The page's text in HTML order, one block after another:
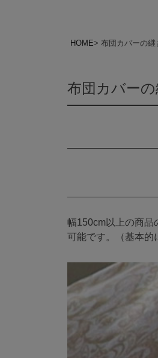
HOME 布団カバーの継
布団カバー
幅150cm以上の商品
可能です。（基本的